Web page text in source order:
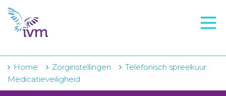
VMI
FTO voorbereiding
IVM-academie
Zorginstellingen
Home Zorginstellingen
Telefonisch spreekuur
Medicatieveiligheid